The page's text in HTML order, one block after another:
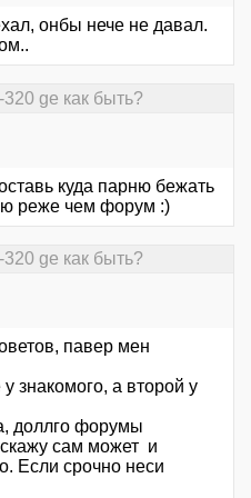
онбы нече не давал.
ge как быть?
куда парню бежать
реже чем форум :)
ge как быть?
павер мен
знакомого, а второй у
доллго форумы
сам может и
Если срочно неси